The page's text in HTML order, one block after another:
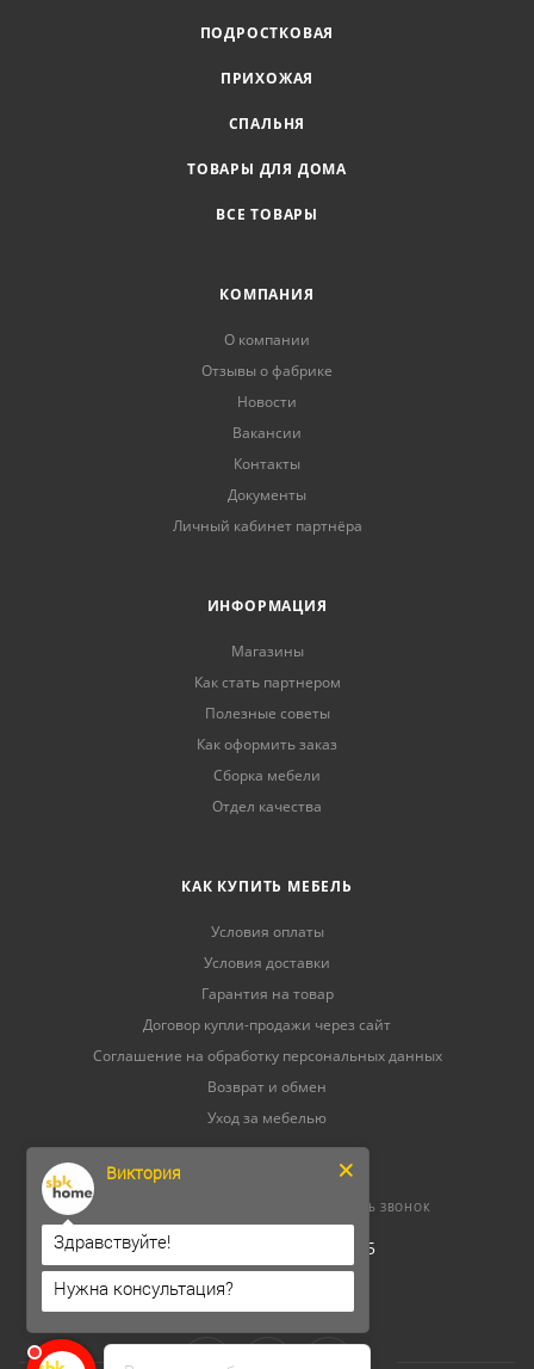
ПОДРОСТКОВАЯ
ПРИХОЖАЯ
СПАЛЬНЯ
ТОВАРЫ ДЛЯ ДОМА
ВСЕ ТОВАРЫ
КОМПАНИЯ
О компании
Отзывы о фабрике
Новости
Вакансии
Контакты
Документы
Личный кабинет партнёра
ИНФОРМАЦИЯ
Магазины
Как стать партнером
Полезные советы
Как оформить заказ
Сборка мебели
Отдел качества
КАК КУПИТЬ МЕБЕЛЬ
Условия оплаты
Условия доставки
Гарантия на товар
Договор купли-продажи через сайт
Соглашение на обработку персональных данных
Возврат и обмен
Уход за мебелью
ЗАКАЗАТЬ ЗВОНОК
ОГРНИП 304264520800165
ИНН 262300156302
Виктория
Здравствуйте!
Нужна консультация?